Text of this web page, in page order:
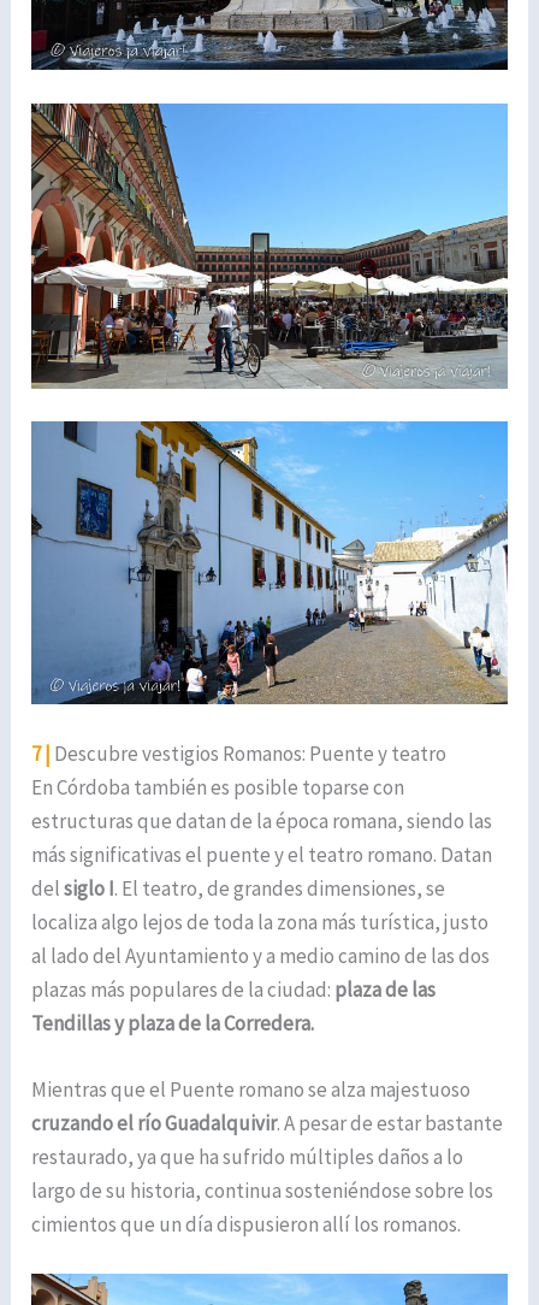
7 | Descubre vestigios Romanos: Puente y teatro
En Córdoba también es posible toparse con
estructuras que datan de la época romana, siendo las
más significativas el puente y el teatro romano. Datan
delsiglo I. El teatro, de grandes dimensiones, se
localiza algo lejos de toda la zona más turística, justo
al lado del Ayuntamiento y a medio camino de las dos
plazas más populares de la ciudad: plaza de las
Tendillas y plaza de la Corredera.
Mientras que el Puente romano se alza majestuoso
cruzando el río Guadalquivir. A pesar de estar bastante
restaurado, ya que ha sufrido múltiples daños a lo
largo de su historia, continua sosteniéndose sobre los
cimientos que un día dispusieron allí los romanos.